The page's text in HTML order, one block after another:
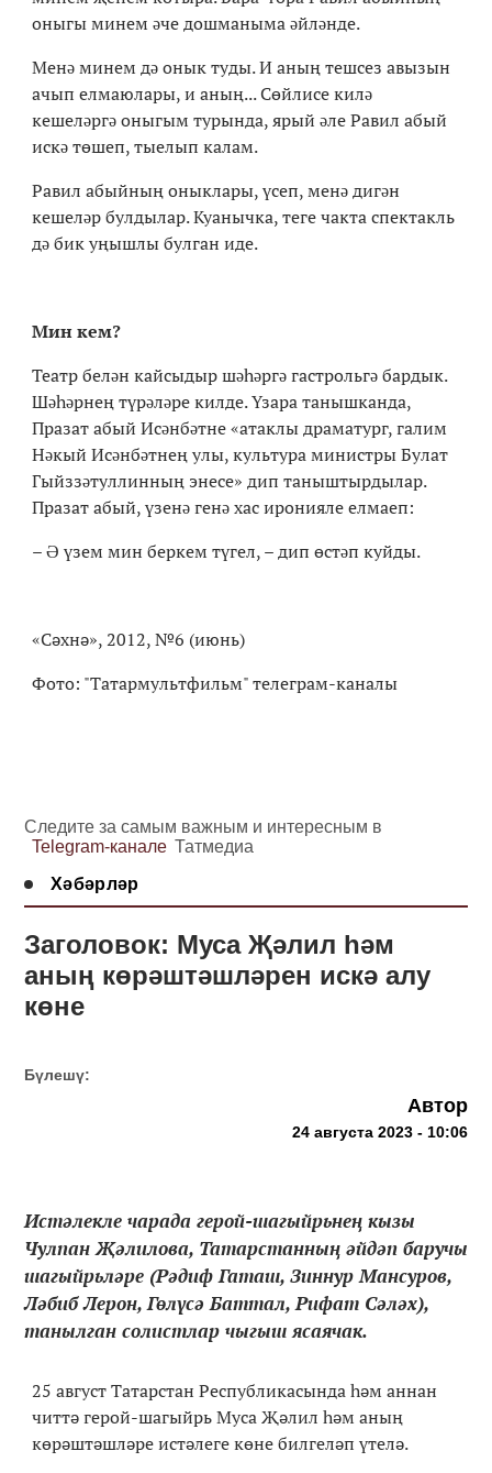
оныгы минем əче дошманыма əйлəнде.
Менə минем дə онык туды. И аның тешсез авызын
ачып елмаюлары, и аның... Сөйлисе килə
кешелəргə оныгым турында, ярый əле Равил абый
искə төшеп, тыелып калам.
Равил абыйның оныклары, үсеп, менə дигəн
кешелəр булдылар. Куанычка, теге чакта спектакль
дə бик уңышлы булган иде.
Мин кем?
Театр белəн кайсыдыр шəһəргə гастрольгə бардык.
Шəһəрнең түрəлəре килде. Үзара танышканда,
Празат абый Исəнбəтне «атаклы драматург, галим
Нəкый Исəнбəтнең улы, культура министры Булат
Гыйззəтуллинның энесе» дип таныштырдылар.
Празат абый, үзенə генə хас иронияле елмаеп:
– Ə үзем мин беркем түгел, – дип өстəп куйды.
«Сәхнә», 2012, №6 (июнь)
Фото: "Татармультфильм" телеграм-каналы
Следите за самым важным и интересным в
Telegram-канале Татмедиа
Хәбәрләр
Заголовок: Муса Җәлил һәм
аның көрәштәшләрен искә алу
көне
Бүлешү:
Автор
24 августа 2023 - 10:06
Истәлекле чарада герой-шагыйрьнең кызы
Чулпан Җәлилова, Татарстанның әйдәп баручы
шагыйрьләре (Рәдиф Гаташ, Зиннур Мансуров,
Ләбиб Лерон, Гөлүсә Баттал, Рифат Сәләх),
танылган солистлар чыгыш ясаячак.
25 август Татарстан Республикасында һәм аннан
читтә герой-шагыйрь Муса Җәлил һәм аның
көрәштәшләре истәлеге көне билгеләп үтелә.